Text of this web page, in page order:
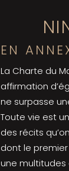
EN
La Charte du
affirmation
ne surpasse
Toute vie est
des récits
dont le
une multitudes